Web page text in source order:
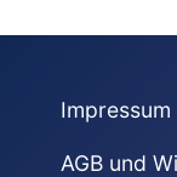
Impressum
AGB und